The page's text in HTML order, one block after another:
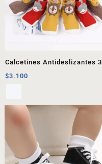
Calcetines Antideslizantes 3
$3.100